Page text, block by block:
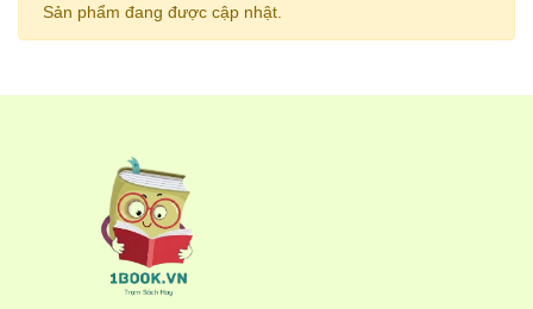
Hiện nay trên thị trường có nhiều dòng sách nhái kém chất
lượng. Để đảm bảo mua đúng sách từ
(Đơn vị phân phối uy tín các dòng sách Tiền Tiểu Học và Tiểu
Học), ba mẹ hãy tham khảo link chính hãng dưới đây:
Sản phẩm đang được cập nhật.